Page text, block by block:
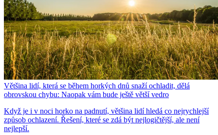
Většina lidí, která se během horkých dnů snaží ochladit, dělá
obrovskou chybu: Naopak vám bude ještě větší vedro
Když je i v noci horko na padnutí, většina lidí hledá co nejrychlejší
způsob ochlazení. Řešení, které se zdá být nejlogičtější, ale není
nejlepší.